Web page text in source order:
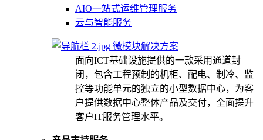
AIO一站式运维管理服务
云与智能服务
微模块解决方案
面向ICT基础设施提供的一款采用通道封
闭，包含工程预制的机柜、配电、制冷、监
控等功能单元的独立的小型数据中心，为客
户提供数据中心整体产品及交付，全面提升
客户IT服务管理水平。